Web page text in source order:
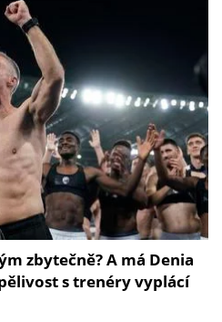
zbytečně? A má Denia
s trenéry vyplácí